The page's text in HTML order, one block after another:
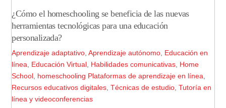
¿Cómo el homeschooling se beneficia de las nuevas
herramientas tecnológicas para una educación
personalizada?
Aprendizaje adaptativo ,Aprendizaje autónomo Educación en
línea
Educación Virtual Habilidades comunicativas Home
School homeschooling Plataformas de aprendizaje en línea
Recursos educativos digitales ,Técnicas de estudio ,Tutoría en
línea y videoconferencias